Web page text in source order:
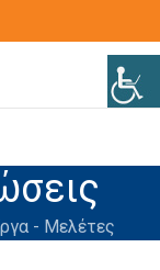
- Μελέτες